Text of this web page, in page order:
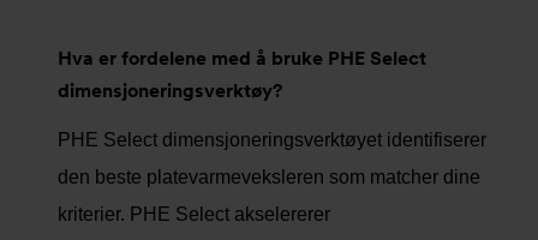
Hva er fordelene med å bruke PHE Select
dimensjoneringsverktøy?
PHE Select dimensjoneringsverktøyet identifiserer
den beste platevarmeveksleren som matcher dine
kriterier. PHE Select akselererer